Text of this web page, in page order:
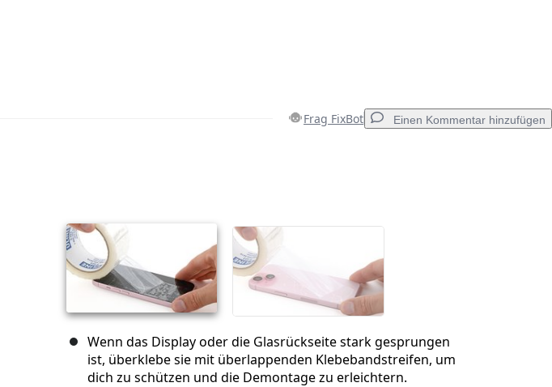
Frag FixBot Einen Kommentar hinzufügen
Abbrechen
Wenn das Display oder die Glasrückseite stark gesprungen
ist, überklebe sie mit überlappenden Klebebandstreifen, um
dich zu schützen und die Demontage zu erleichtern.